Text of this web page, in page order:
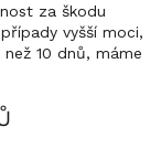
za škodu
vyšší moci,
10 dnů, máme